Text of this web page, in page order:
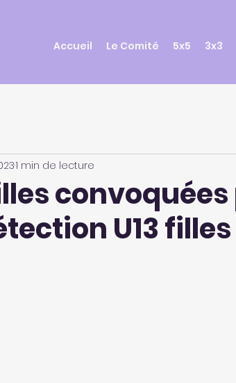
Accueil Le Comité 5x5 3x3
U13 filles
1 min de lecture